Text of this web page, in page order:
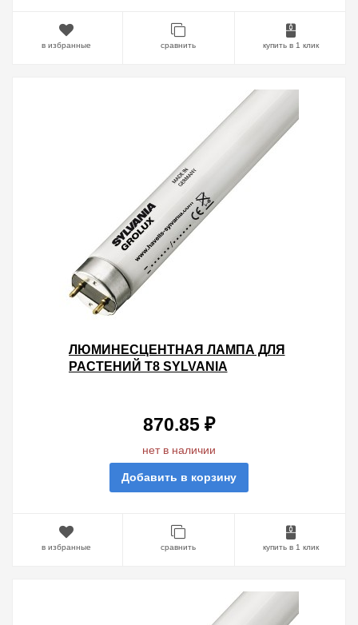
в избранные сравнить купить в 1 клик
ЛЮМИНЕСЦЕНТНАЯ ЛАМПА ДЛЯ
РАСТЕНИЙ T8 SYLVANIA
870.85 ₽
нет в наличии
Добавить в корзину
в избранные сравнить купить в 1 клик